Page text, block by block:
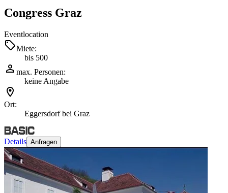
Congress Graz
Eventlocation
Miete:
bis 500
max. Personen:
keine Angabe
Ort:
Eggersdorf bei Graz
Details Anfragen